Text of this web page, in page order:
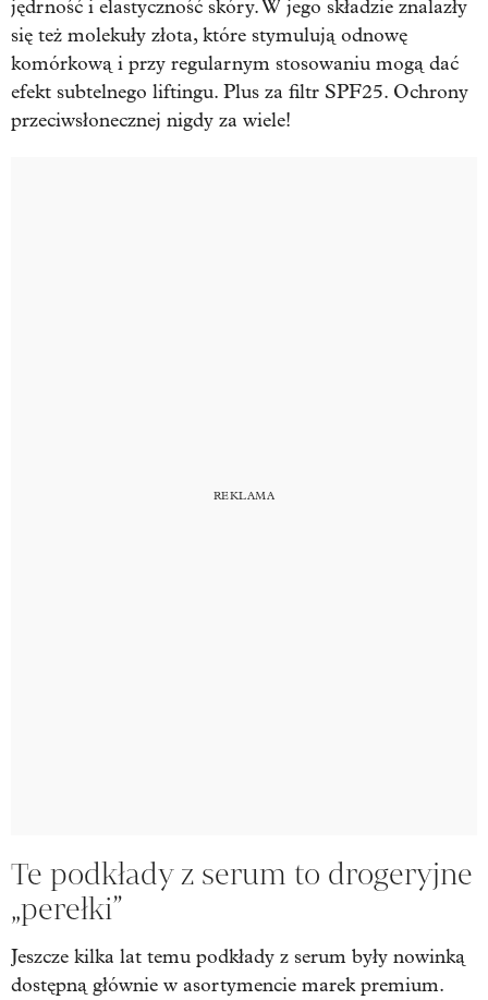
jędrność i elastyczność skóry. W jego składzie znalazły
się też molekuły złota, które stymulują odnowę
komórkową i przy regularnym stosowaniu mogą dać
efekt subtelnego liftingu. Plus za filtr SPF25. Ochrony
przeciwsłonecznej nigdy za wiele!
Te podkłady z serum to drogeryjne
„perełki”
Jeszcze kilka lat temu podkłady z serum były nowinką
dostępną głównie w asortymencie marek premium.